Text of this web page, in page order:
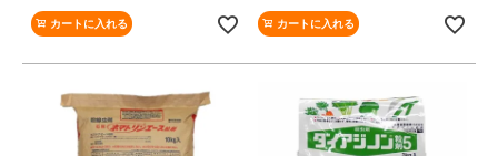
カートに入れる カートに入れる